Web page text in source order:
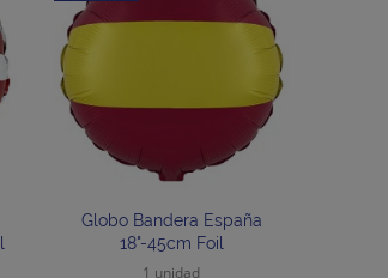
Globo Bandera España
18"-45cm Foil
1 unidad